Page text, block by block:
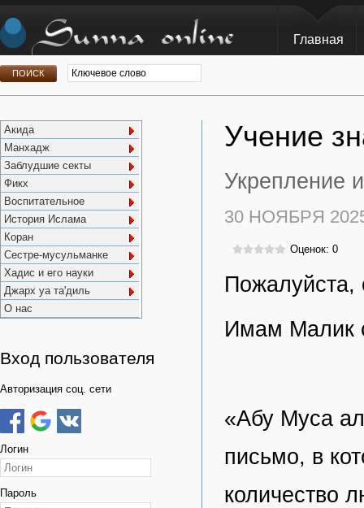
Главная
Акида
Манхадж
Заблудшие секты
Фикх
Воспитательное
История Ислама
Коран
Сестре-мусульманке
Хадис и его науки
Джарх уа та'диль
О нас
Вход пользователя
Авторизация соц. сети
Логин
Пароль
Учение
Укрепление
30 НОЯБРЯ
Оценок: 0
Пожалуйста,
Имам Малик
«Абу Муса
письмо, в
количество